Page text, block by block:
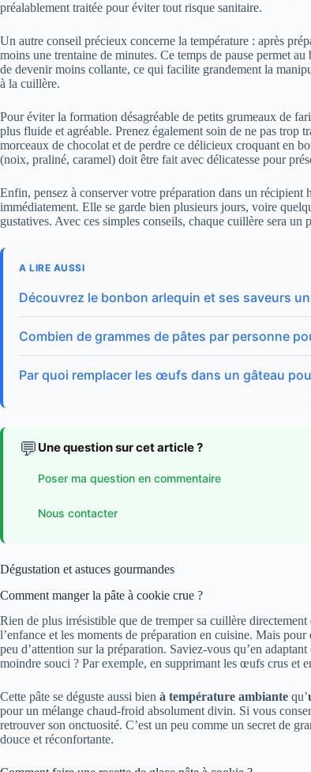
préalablement traitée pour éviter tout risque sanitaire.
Un autre conseil précieux concerne la température : après
moins une trentaine de minutes. Ce temps de pause permet
de devenir moins collante, ce qui facilite grandement la
à la cuillère.
Pour éviter la formation désagréable de petits grumeaux de
plus fluide et agréable. Prenez également soin de ne pas trop
morceaux de chocolat et de perdre ce délicieux croquant en
(noix, praliné, caramel) doit être fait avec délicatesse pour
Enfin, pensez à conserver votre préparation dans un récipient
immédiatement. Elle se garde bien plusieurs jours, voire
gustatives. Avec ces simples conseils, chaque cuillère sera
A LIRE AUSSI
Découvrez le bonbon arlequin et ses saveurs
Combien de grammes de pâtes par personne
Par quoi remplacer les œufs dans un gâteau
💬 Une question sur cet article ?
Poser ma question en commentaire
Nous contacter
Dégustation et astuces gourmandes
Comment manger la pâte à cookie crue ?
Rien de plus irrésistible que de tremper sa cuillère
l’enfance et les moments de préparation en cuisine. Mais
peu d’attention sur la préparation. Saviez-vous qu’en
moindre souci ? Par exemple, en supprimant les œufs crus et
Cette pâte se déguste aussi bien à température ambiante qu’
pour un mélange chaud-froid absolument divin. Si vous
retrouver son onctuosité. C’est un peu comme un secret de
douce et réconfortante.